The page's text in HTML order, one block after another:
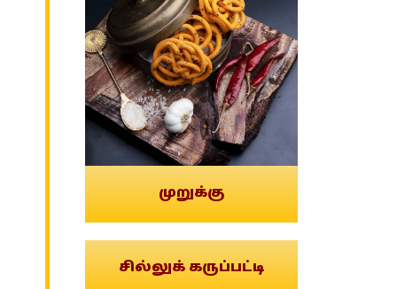
முறுக்கு
சில்லுக் கருப்பட்டி